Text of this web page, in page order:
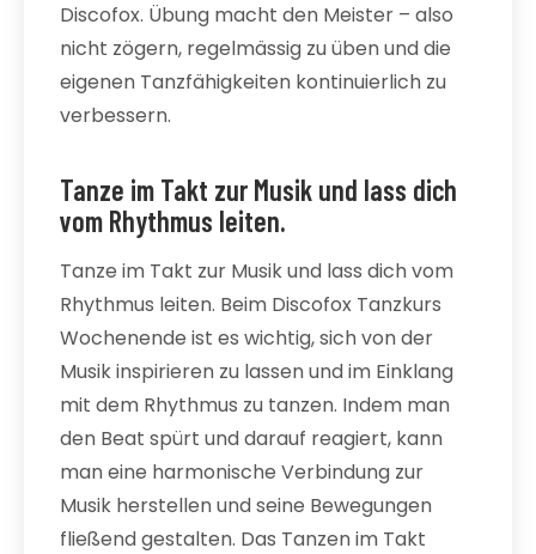
Discofox. Übung macht den Meister – also
nicht zögern, regelmässig zu üben und die
eigenen Tanzfähigkeiten kontinuierlich zu
verbessern.
Tanze im Takt zur Musik und lass dich
vom Rhythmus leiten.
Tanze im Takt zur Musik und lass dich vom
Rhythmus leiten. Beim Discofox Tanzkurs
Wochenende ist es wichtig, sich von der
Musik inspirieren zu lassen und im Einklang
mit dem Rhythmus zu tanzen. Indem man
den Beat spürt und darauf reagiert, kann
man eine harmonische Verbindung zur
Musik herstellen und seine Bewegungen
fließend gestalten. Das Tanzen im Takt